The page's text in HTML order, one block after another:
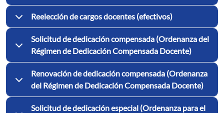
Reelección de cargos docentes (efectivos)
Solicitud de dedicación compensada (Ordenanza del
Régimen de Dedicación Compensada Docente)
Renovación de dedicación compensada (Ordenanza
del Régimen de Dedicación Compensada Docente)
Solicitud de dedicación especial (Ordenanza para el